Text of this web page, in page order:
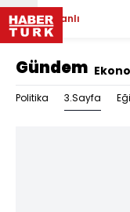
Canlı
Gündem
Politika 3.Sayfa